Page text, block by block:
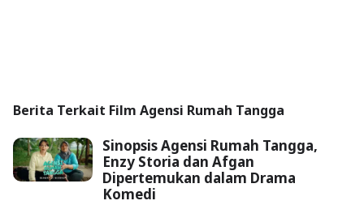
Berita Terkait Film Agensi Rumah Tangga
Sinopsis Agensi Rumah Tangga,
Enzy Storia dan Afgan
Dipertemukan dalam Drama
Komedi